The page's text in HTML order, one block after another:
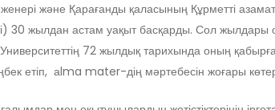
және Қарағанды қаласының Құрметті
30 жылдан астам уақыт басқарды. Сол
72 жылдық тарихында оның
етіп, аlma mater-дің мәртебесін жоғары